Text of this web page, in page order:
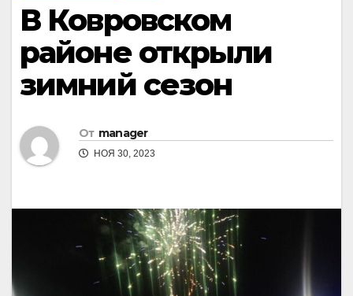
В Ковровском
районе открыли
зимний сезон
От manager
НОЯ 30, 2023